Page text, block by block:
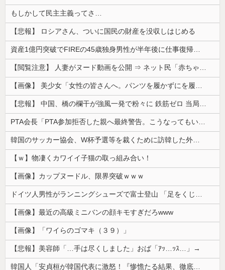
もしかして民主主義ってさ…
【悲報】 ロシアさん、ついに国民の財産を没収しはじめる
資産1億円突破でFIREの45歳独身男性が半年後に仕事復帰を決意した「1通の通知」
【閲覧注意】 人妻がヌード動画を公開 ⇒ ネット民「赤ちゃんに絶対に母乳を上げないで！」（衝撃動画）
【画像】 美少女「女性の皆さんへ。パンツを履かずにを履いてみてください」
【悲報】 中国、橋の欄干が強風一発で粉々に 鉄筋ゼロ 当局「接着剤でくっつけただけ」「正常で、品質問題はない」
PTA会長「PTA参加拒否した親へ最終警告。こうなってもいい？」
韓国のサッカー協会、W杯予選等を裁くために訪韓した外国人審判を「性接待」していた……大して強くもないチームが潤沢な予算を持ってりゃそうなるわな
【ｗ】物凄くカワイイ子猫の取っ組み合い！
【画像】カップヌードル、限界突破ｗｗｗ
ドイツ人男性がランニングシューズで富士登山 「足をくじいて動けない」
【画像】最近の高級ミニバンの顔キモすぎだろwww
【画像】「ワイらのゴマキ（３９）」
【悲報】美容師「…手は尽くしました」おば「ｱｯ…ｯｽ…」→
韓国人「安貞桓が韓国代表に激怒！『惨憺たる結果、徹底的な刷新が必要だ』と監督や協会を痛烈批判」